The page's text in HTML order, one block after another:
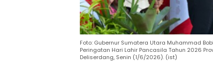
Foto: Gubernur Sumatera Utara Muhammad
Peringatan Hari Lahir Pancasila Tahun 2026
Deliserdang, Senin (1/6/2026). (ist)